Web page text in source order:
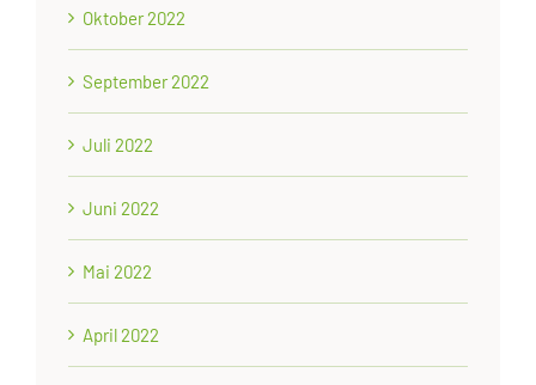
Oktober 2022
September 2022
Juli 2022
Juni 2022
Mai 2022
April 2022